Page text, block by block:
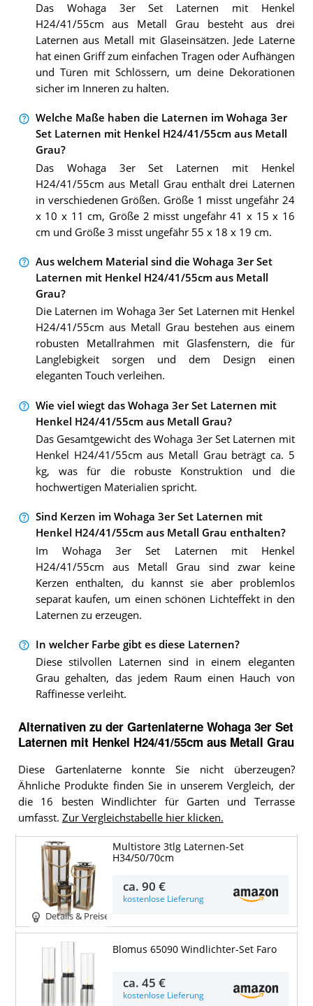
Das Wohaga 3er Set Laternen mit Henkel
H24/41/55cm aus Metall Grau besteht aus drei
Laternen aus Metall mit Glaseinsätzen. Jede Laterne
hat einen Griff zum einfachen Tragen oder Aufhängen
und Türen mit Schlössern, um deine Dekorationen
sicher im Inneren zu halten.
Welche Maße haben die Laternen im Wohaga 3er
Set Laternen mit Henkel H24/41/55cm aus Metall
Grau?
Das Wohaga 3er Set Laternen mit Henkel
H24/41/55cm aus Metall Grau enthält drei Laternen
in verschiedenen Größen. Größe 1 misst ungefähr 24
x 10 x 11 cm, Größe 2 misst ungefähr 41 x 15 x 16
cm und Größe 3 misst ungefähr 55 x 18 x 19 cm.
Aus welchem Material sind die Wohaga 3er Set
Laternen mit Henkel H24/41/55cm aus Metall
Grau?
Die Laternen im Wohaga 3er Set Laternen mit Henkel
H24/41/55cm aus Metall Grau bestehen aus einem
robusten Metallrahmen mit Glasfenstern, die für
Langlebigkeit sorgen und dem Design einen
eleganten Touch verleihen.
Wie viel wiegt das Wohaga 3er Set Laternen mit
Henkel H24/41/55cm aus Metall Grau?
Das Gesamtgewicht des Wohaga 3er Set Laternen mit
Henkel H24/41/55cm aus Metall Grau beträgt ca. 5
kg, was für die robuste Konstruktion und die
hochwertigen Materialien spricht.
Sind Kerzen im Wohaga 3er Set Laternen mit
Henkel H24/41/55cm aus Metall Grau enthalten?
Im Wohaga 3er Set Laternen mit Henkel
H24/41/55cm aus Metall Grau sind zwar keine
Kerzen enthalten, du kannst sie aber problemlos
separat kaufen, um einen schönen Lichteffekt in den
Laternen zu erzeugen.
In welcher Farbe gibt es diese Laternen?
Diese stilvollen Laternen sind in einem eleganten
Grau gehalten, das jedem Raum einen Hauch von
Raffinesse verleiht.
Alternativen zu der Gartenlaterne Wohaga 3er Set
Laternen mit Henkel H24/41/55cm aus Metall Grau
Diese Gartenlaterne konnte Sie nicht überzeugen?
Ähnliche Produkte finden Sie in unserem Vergleich, der
die 16 besten Windlichter für Garten und Terrasse
umfasst. Zur Vergleichstabelle hier klicken.
Details & Preise
Multistore 3tlg Laternen-Set
H34/50/70cm
ca.90 €
kostenlose Lieferung
Blomus 65090 Windlichter-Set Faro
ca.45 €
kostenlose Lieferung